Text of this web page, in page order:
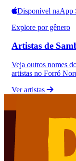
Disponível naApp
Explore por gênero
Artistas de
Veja outros nomes
artistas no Forró
Ver artistas